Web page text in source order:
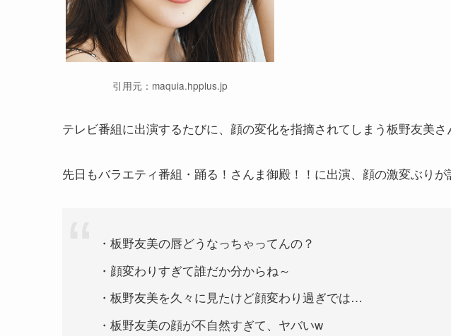
引用元：maquia.hpplus.jp
テレビ番組に出演するたびに、顔の変化を指摘されてしまう板野友美さ
先日もバラエティ番組・踊る！さんま御殿！！に出演、顔の激変ぶりが
・板野友美の唇どうなっちゃってんの？
・顔変わりすぎて誰だか分からね～
・板野友美を久々に見たけど顔変わり過ぎでは…
・板野友美の顔が不自然すぎて、ヤバいw